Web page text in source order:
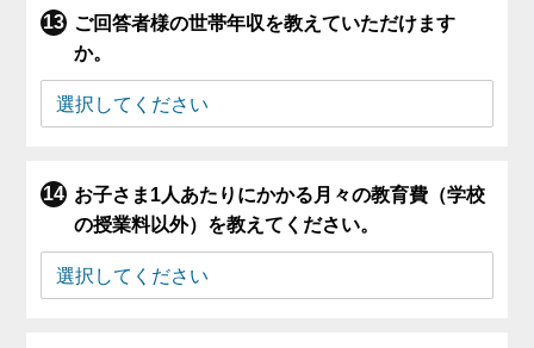
ご回答者様の世帯年収を教えていただけます
か。
お子さま1人あたりにかかる月々の教育費（学校
の授業料以外）を教えてください。